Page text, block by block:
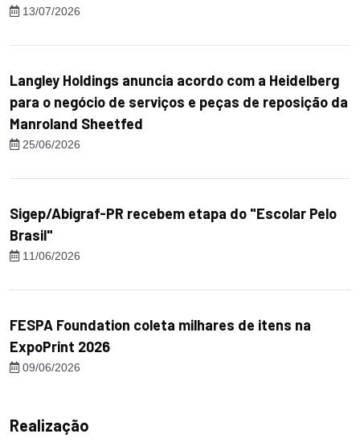
13/07/2026
Langley Holdings anuncia acordo com a Heidelberg
para o negócio de serviços e peças de reposição da
Manroland Sheetfed
25/06/2026
Sigep/Abigraf-PR recebem etapa do "Escolar Pelo
Brasil"
11/06/2026
FESPA Foundation coleta milhares de itens na
ExpoPrint 2026
09/06/2026
Realização